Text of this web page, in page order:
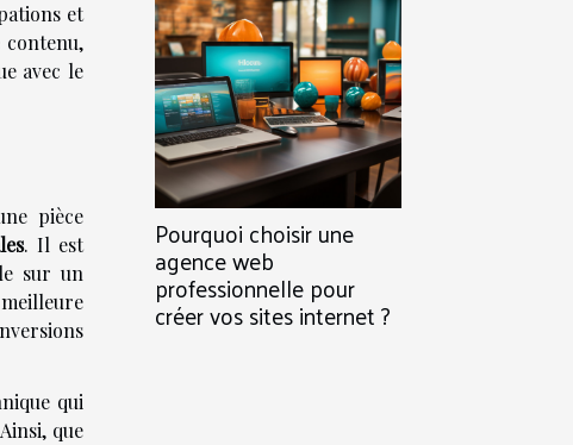
et
avec le
pièce
. Il est
sur un
qui
que
Pourquoi choisir une
agence web
professionnelle pour
créer vos sites internet ?